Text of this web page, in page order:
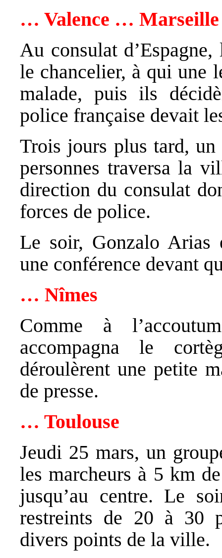
… Valence … Marseille
Au consulat
le chancelier, à qui une
malade, puis ils
police française devait
Trois jours plus tard, un
personnes traversa la
direction du consulat
forces de police.
Le soir, Gonzalo Arias
une conférence devant
… Nîmes
Comme à
accompagna le
déroulèrent une petite
de presse.
… Toulouse
Jeudi 25 mars, un
les marcheurs à 5 km
jusqu’au centre. Le
restreints de 20 à 30
divers points de la ville.